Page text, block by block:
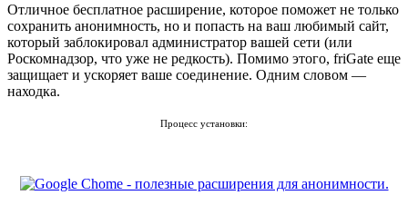
Отличное бесплатное расширение, которое поможет не только
сохранить анонимность, но и попасть на ваш любимый сайт,
который заблокировал администратор вашей сети (или
Роскомнадзор, что уже не редкость). Помимо этого, friGate еще
защищает и ускоряет ваше соединение. Одним словом —
находка.
Процесс установки: